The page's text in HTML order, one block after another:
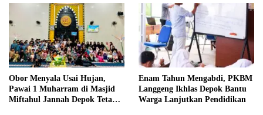
Obor Menyala Usai Hujan,
Pawai 1 Muharram di Masjid
Miftahul Jannah Depok Tetap
Enam Tahun Mengabdi, PKBM
Langgeng Ikhlas Depok Bantu
Warga Lanjutkan Pendidikan